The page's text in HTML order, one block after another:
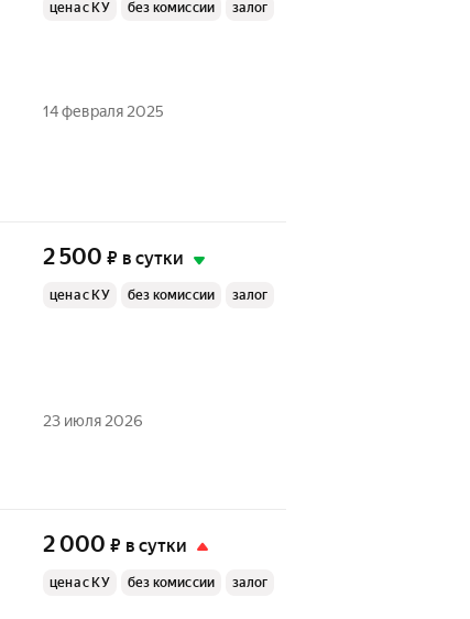
цена с КУ без комиссии залог
14 февраля 2025
2 500 ₽ в сутки
цена с КУ без комиссии залог
23 июля 2026
2 000 ₽ в сутки
цена с КУ без комиссии залог